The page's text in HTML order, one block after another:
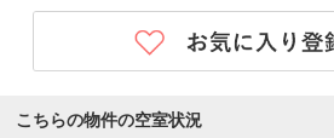
こちらの物件の空室状況